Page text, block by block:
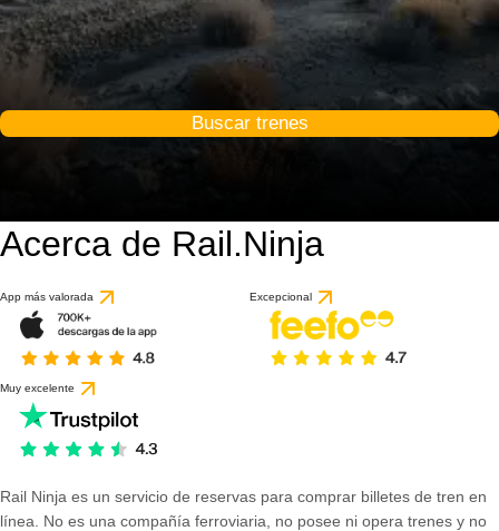
Buscar trenes
Acerca de Rail.Ninja
App más valorada Excepcional
Muy excelente
Rail Ninja es un servicio de reservas para comprar billetes de tren en
línea. No es una compañía ferroviaria, no posee ni opera trenes y no